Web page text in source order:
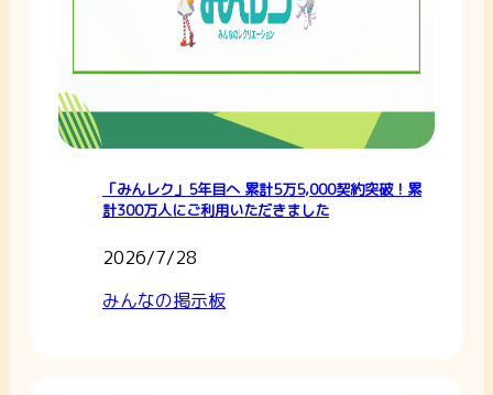
「みんレク」5年目へ 累計5万5,000契約突破！累
計300万人にご利用いただきました
2026/7/28
みんなの掲示板